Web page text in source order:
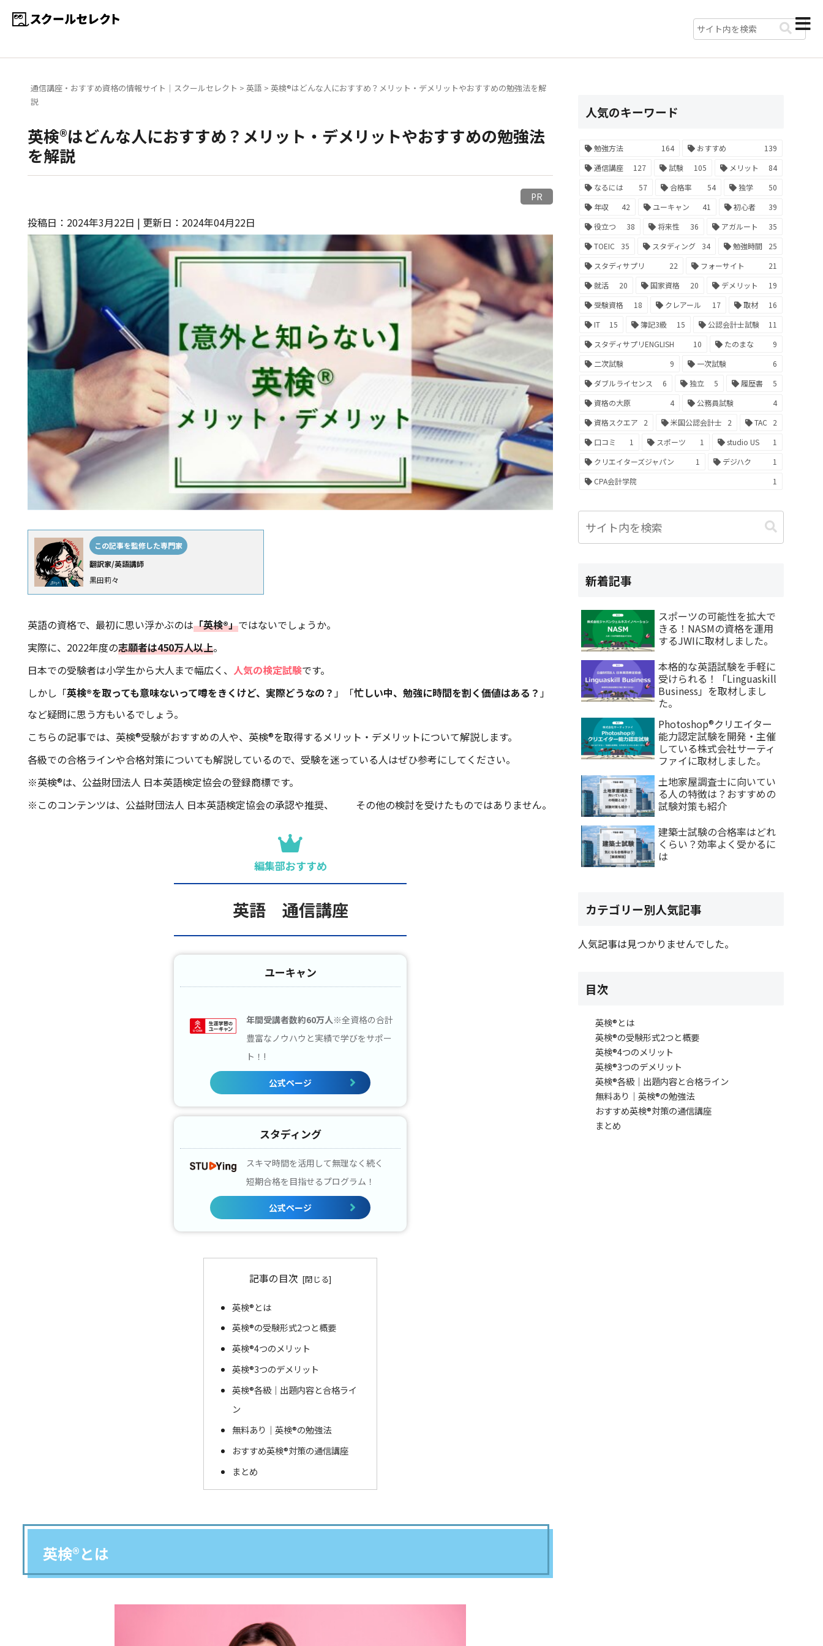
通信講座・おすすめ資格の情報サイト｜スクールセレクト >英語 >英検®はどんな人におすすめ？メリット・デメリットやおすすめの勉強法を解
説
英検®はどんな人におすすめ？メリット・デメリットやおすすめの勉強法
を解説
PR
投稿日：2024年3月22日 | 更新日：2024年04月22日
この記事を監修した専門家
翻訳家/英語講師
黒田莉々
英語の資格で、最初に思い浮かぶのは「英検®」ではないでしょうか。
実際に、2022年度の志願者は450万人以上。
日本での受験者は小学生から大人まで幅広く、 人気の検定試験です。
しかし「英検®を取っても意味ないって噂をきくけど、実際どうなの？ 」「忙しい中、勉強に時間を割く価値はある？ 」
など疑問に思う方もいるでしょう。
こちらの記事では、英検®受験がおすすめの人や、英検®を取得するメリット・デメリットについて解説します。
各級での合格ラインや合格対策についても解説しているので、受験を迷っている人はぜひ参考にしてください。
※英検®は、公益財団法人 日本英語検定協会の登録商標です。
※このコンテンツは、公益財団法人 日本英語検定協会の承認や推奨、 その他の検討を受けたものではありません。
編集部おすすめ
英語 通信講座
ユーキャン
年間受講者数約60万人※全資格の合計
豊富なノウハウと実績で学びをサポー
ト！!
公式ページ
スタディング
スキマ時間を活用して無理なく続く
短期合格を目指せるプログラム！
公式ページ
記事の目次
英検®とは
英検®の受験形式2つと概要
英検®4つのメリット
英検®3つのデメリット
英検®各級｜出題内容と合格ライ
ン
無料あり｜英検®の勉強法
おすすめ英検®対策の通信講座
まとめ
英検®とは
人気のキーワード
勉強方法 164 おすすめ
139
通信講座
127 試験 105 メリット
84
なるには
57 合格率 54 独学
50
年収
42 ユーキャン 41 初心者
39
役立つ
38 将来性 36 アガルート
35
TOEIC
35 スタディング 34 勉強時間
25
スタディサプリ
22 フォーサイト
21
就活
20 国家資格 20 デメリット
19
受験資格
18 クレアール 17 取材
16
IT
15 簿記3級 15 公認会計士試験
11
スタディサプリENGLISH
10 たのまな
9
二次試験
9 一次試験
6
ダブルライセンス
6 独立 5 履歴書
5
資格の大原
4 公務員試験
4
資格スクエア
2 米国公認会計士 2 TAC
2
口コミ
1 スポーツ 1 studio US
1
クリエイターズジャパン
1 デジハク
1
CPA会計学院
1
新着記事
スポーツの可能性を拡大で
きる！NASMの資格を運用
するJWIに取材しました。
本格的な英語試験を手軽に
受けられる！「Linguaskill
Business」を取材しまし
た。
Photoshop®クリエイター
能力認定試験を開発・主催
している株式会社サーティ
ファイに取材しました。
土地家屋調査士に向いてい
る人の特徴は？おすすめの
試験対策も紹介
建築士試験の合格率はどれ
くらい？効率よく受かるに
は
カテゴリー別人気記事
人気記事は見つかりませんでした。
目次
英検®とは
英検®の受験形式2つと概要
英検®4つのメリット
英検®3つのデメリット
英検®各級｜出題内容と合格ライン
無料あり｜英検®の勉強法
おすすめ英検®対策の通信講座
まとめ